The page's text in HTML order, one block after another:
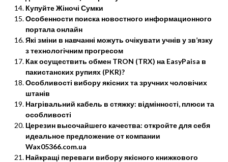
Купуйте Жіночі Сумки
Особенности поиска новостного информационного
портала онлайн
Які зміни в навчанні можуть очікувати учнів у зв’язку
з технологічним прогресом
Как осуществить обмен TRON (TRX) на EasyPaisa в
пакистанских рупиях (PKR)?
Особливості вибору якісних та зручних чоловічих
штанів
Нагрівальний кабель в стяжку: відмінності, плюси та
особливості
Церезин высочайшего качества: откройте для себя
идеальное предложение от компании
Wax05366.com.ua
Найкращі переваги вибору якісного книжкового